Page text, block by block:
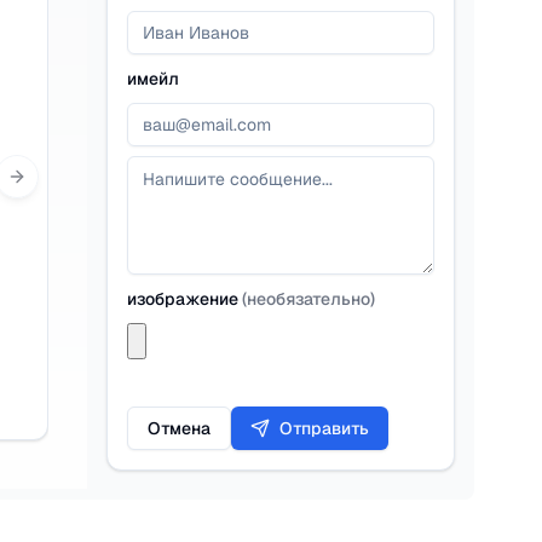
Next slide
имейл
изображение(необязательно)
Отмена Отправить